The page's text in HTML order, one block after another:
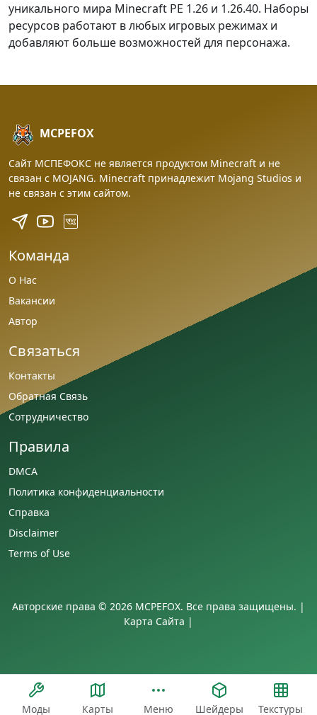
Моды Карты Меню Шейдеры Текстуры
уникального мира Minecraft PE 1.26 и 1.26.40. Наборы
ресурсов работают в любых игровых режимах и
добавляют больше возможностей для персонажа.
MCPEFOX
Сайт МСПЕФОКС не является продуктом Minecraft и не
связан с MOJANG. Minecraft принадлежит Mojang Studios и
не связан с этим сайтом.
Команда
О Нас
Вакансии
Автор
Связаться
Контакты
Обратная Связь
Сотрудничество
Правила
DMCA
Политика конфиденциальности
Справка
Disclaimer
Terms of Use
Авторские права © 2026 MCPEFOX. Все права защищены. |
Карта Сайта |